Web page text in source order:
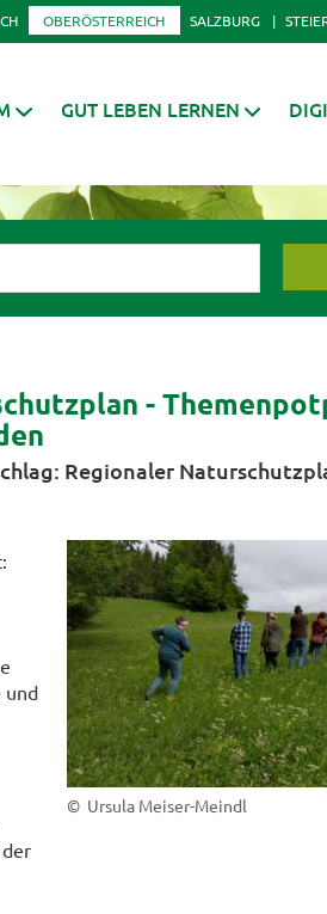
OBERÖSTERREICH SALZBURG
GUT LEBEN LERNEN
-
Regionaler
© Ursula Meiser-Meindl
und